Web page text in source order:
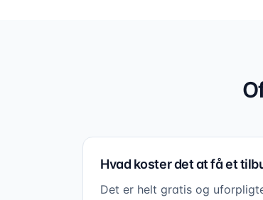
Hvad koster det at få et
Det er helt gratis og